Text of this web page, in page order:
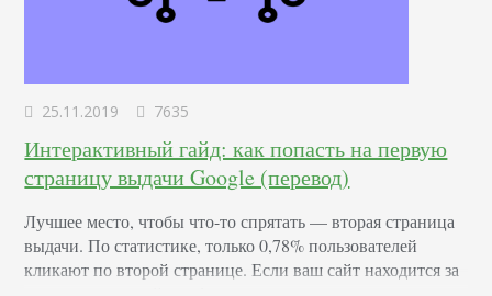
25.11.2019 7635
Интерактивный гайд: как попасть на первую
страницу выдачи Google (перевод)
Лучшее место, чтобы что-то спрятать — вторая страница
выдачи. По статистике, только 0,78% пользователей
кликают по второй странице. Если ваш сайт находится за